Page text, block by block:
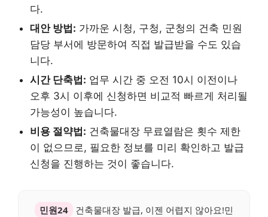
다.
대안 방법: 가까운 시청, 구청, 군청의 건축 민원
담당 부서에 방문하여 직접 발급받을 수도 있습
니다.
시간 단축법: 업무 시간 중 오전 10시 이전이나
오후 3시 이후에 신청하면 비교적 빠르게 처리될
가능성이 높습니다.
비용 절약법: 건축물대장 무료열람은 횟수 제한
이 없으므로, 필요한 정보를 미리 확인하고 발급
신청을 진행하는 것이 좋습니다.
민원24
건축물대장 발급, 이젠 어렵지 않아요!민